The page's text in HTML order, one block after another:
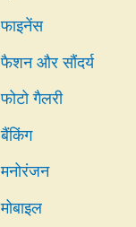
फाइनेंस
फैशन और सौंदर्य
फोटो गैलरी
बैंकिंग
मनोरंजन
मोबाइल